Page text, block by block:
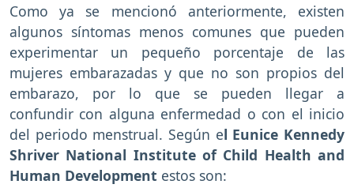
Como ya se mencionó anteriormente, existen
algunos síntomas menos comunes que pueden
experimentar un pequeño porcentaje de las
mujeres embarazadas y que no son propios del
embarazo, por lo que se pueden llegar a
confundir con alguna enfermedad o con el inicio
del periodo menstrual. Según el Eunice Kennedy
Shriver National Institute of Child Health and
Human Development estos son: